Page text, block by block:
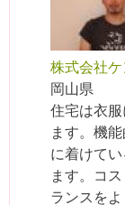
株式会社
岡山県
住宅は衣
ます。機
に着けて
ます。コ
ランスを